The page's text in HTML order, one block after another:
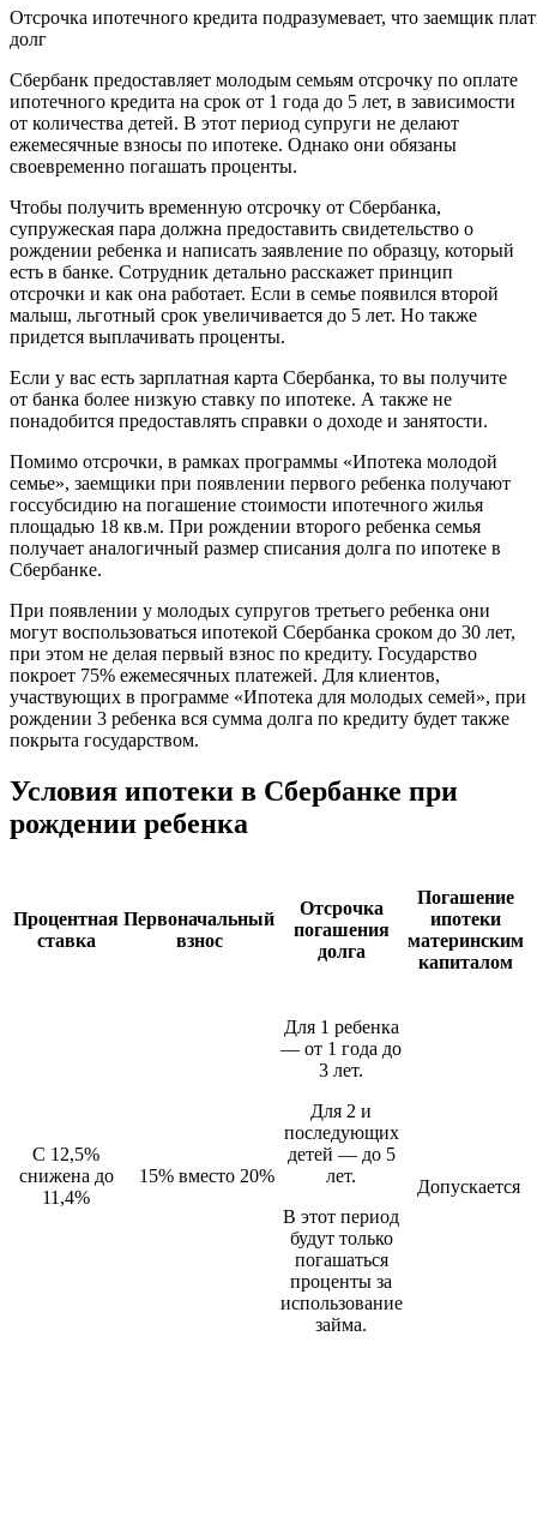
Отсрочка ипотечного кредита подразумевает, что заемщик
долг
Сбербанк предоставляет молодым семьям отсрочку по оплате
ипотечного кредита на срок от 1 года до 5 лет, в зависимости
от количества детей. В этот период супруги не делают
ежемесячные взносы по ипотеке. Однако они обязаны
своевременно погашать проценты.
Чтобы получить временную отсрочку от Сбербанка,
супружеская пара должна предоставить свидетельство о
рождении ребенка и написать заявление по образцу, который
есть в банке. Сотрудник детально расскажет принцип
отсрочки и как она работает. Если в семье появился второй
малыш, льготный срок увеличивается до 5 лет. Но также
придется выплачивать проценты.
Если у вас есть зарплатная карта Сбербанка, то вы получите
от банка более низкую ставку по ипотеке. А также не
понадобится предоставлять справки о доходе и занятости.
Помимо отсрочки, в рамках программы «Ипотека молодой
семье», заемщики при появлении первого ребенка получают
госсубсидию на погашение стоимости ипотечного жилья
площадью 18 кв.м. При рождении второго ребенка семья
получает аналогичный размер списания долга по ипотеке в
Сбербанке.
При появлении у молодых супругов третьего ребенка они
могут воспользоваться ипотекой Сбербанка сроком до 30 лет,
при этом не делая первый взнос по кредиту. Государство
покроет 75% ежемесячных платежей. Для клиентов,
участвующих в программе «Ипотека для молодых семей», при
рождении 3 ребенка вся сумма долга по кредиту будет также
покрыта государством.
Условия ипотеки в Сбербанке при
рождении ребенка
Процентная
ставка
Первоначальный
взнос
Отсрочка
погашения
долга
Погашение
ипотеки
материнским
капиталом
С 12,5%
снижена до
11,4%
15% вместо 20%
Для 1 ребенка
— от 1 года до
3 лет.
Для 2 и
последующих
детей — до 5
лет.
В этот период
будут только
погашаться
проценты за
использование
займа.
Допускается